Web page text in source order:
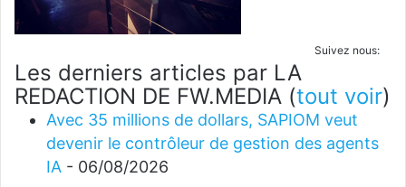
Suivez nous:
Les derniers articles par LA
REDACTION DE FW.MEDIA (tout voir)
Avec 35 millions de dollars, SAPIOM veut
devenir le contrôleur de gestion des agents
IA - 06/08/2026